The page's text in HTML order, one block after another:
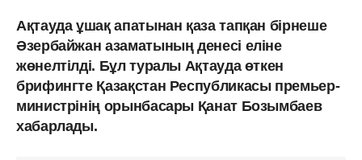
Ақтауда ұшақ апатынан қаза тапқан бірнеше
Әзербайжан азаматының денесі еліне
жөнелтілді. Бұл туралы Ақтауда өткен
брифингте Қазақстан Республикасы премьер-
министрінің орынбасары Қанат Бозымбаев
хабарлады.